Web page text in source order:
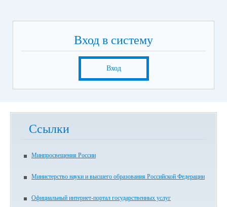
Вход в систему
Вход
Ссылки
Минпросвещения России
Министерство науки и высшего образования Российской Федерации
Официальный интернет-портал государственных услуг